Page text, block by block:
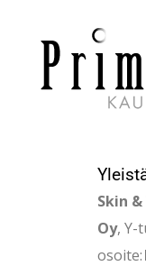
Skin
Oy, Y-
osoite: